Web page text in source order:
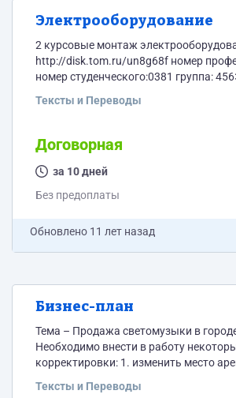
Электрооборудование
2 курсовые монтаж
http://disk.tom.ru/un8g68f номер професси:270843
номер студенческого:0381 группа:
Технологическая карта "Монтаж
професси:270843 номер
456Э тема:монтаж
механосборочного цеха
трубах 1 вариант коэф. 1,7
Тексты и Переводы
Договорная
за 10 дней
Без предоплаты
Обновлено 11 лет назад
Бизнес-план
Тема – Продажа светомузыки в
Необходимо внести в работу
корректировки: 1. изменить место
расходов (кроме аренды помещения
Тексты и Переводы